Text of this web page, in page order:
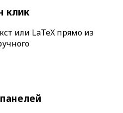
клик
или LaTeX прямо из